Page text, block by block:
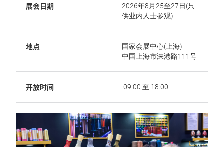
展会日期
2026年8月25至27日(只
供业内人士参观)
地点
国家会展中心(上海)
中国上海市涞港路111号
开放时间 09:00 至 18:00